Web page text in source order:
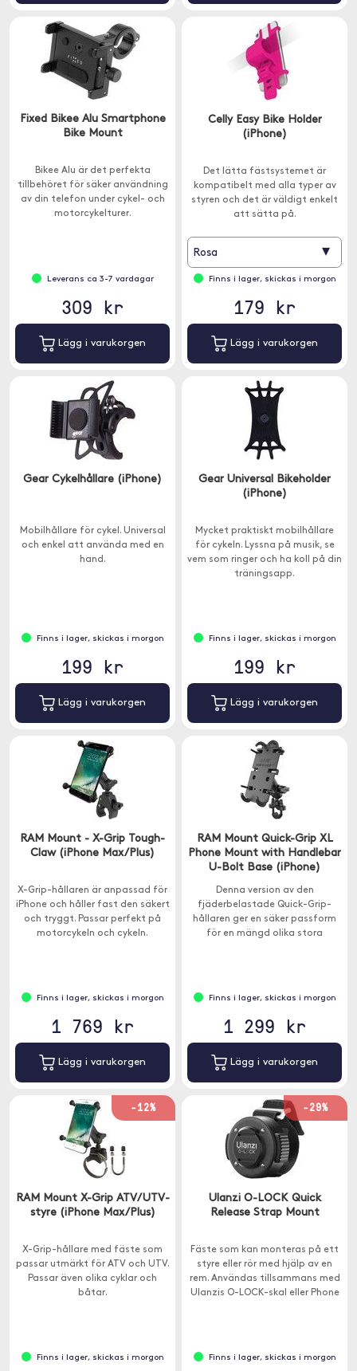
Fixed Bikee Alu Smartphone
Bike Mount
Bikee Alu är det perfekta
tillbehöret för säker användning
av din telefon under cykel- och
motorcykelturer.
Leverans ca 3-7 vardagar
309 kr
Lägg i varukorgen
Celly Easy Bike Holder
(iPhone)
Det lätta fästsystemet är
kompatibelt med alla typer av
styren och det är väldigt enkelt
att sätta på.
Rosa ▾
Finns i lager, skickas i morgon
179 kr
Lägg i varukorgen
Gear Cykelhållare (iPhone)
Mobilhållare för cykel. Universal
och enkel att använda med en
hand.
Finns i lager, skickas i morgon
199 kr
Lägg i varukorgen
Gear Universal Bikeholder
(iPhone)
Mycket praktiskt mobilhållare
för cykeln. Lyssna på musik, se
vem som ringer och ha koll på din
träningsapp.
Finns i lager, skickas i morgon
199 kr
Lägg i varukorgen
RAM Mount - X-Grip Tough-
Claw (iPhone Max/Plus)
X-Grip-hållaren är anpassad för
iPhone och håller fast den säkert
och tryggt. Passar perfekt på
motorcykeln och cykeln.
Finns i lager, skickas i morgon
1 769 kr
Lägg i varukorgen
RAM Mount Quick-Grip XL
Phone Mount with Handlebar
U-Bolt Base (iPhone)
Denna version av den
fjäderbelastade Quick-Grip-
hållaren ger en säker passform
för en mängd olika stora
Finns i lager, skickas i morgon
1 299 kr
Lägg i varukorgen
-12%
RAM Mount X-Grip ATV/UTV-
styre (iPhone Max/Plus)
X-Grip-hållare med fäste som
passar utmärkt för ATV och UTV.
Passar även olika cyklar och
båtar.
Finns i lager, skickas i morgon
-29%
Ulanzi O-LOCK Quick
Release Strap Mount
Fäste som kan monteras på ett
styre eller rör med hjälp av en
rem. Användas tillsammans med
Ulanzis O-LOCK-skal eller Phone
Finns i lager, skickas i morgon